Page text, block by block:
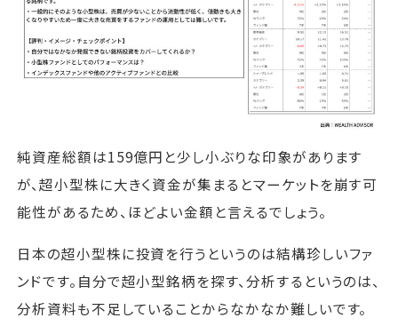
純資産総額は159億円と少し小ぶりな印象があります
が、超小型株に大きく資金が集まるとマーケットを崩す可
能性があるため、ほどよい金額と言えるでしょう。
日本の超小型株に投資を行うというのは結構珍しいファ
ンドです。自分で超小型銘柄を探す、分析するというのは、
分析資料も不足していることからなかなか難しいです。